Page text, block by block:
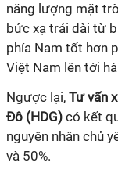
năng lượng mặt
bức xạ trải dài từ
phía Nam tốt hơn
Việt Nam lên tới
Ngược lại, Tư vấn
Đô (HDG) có kết
nguyên nhân chủ
và 50%.